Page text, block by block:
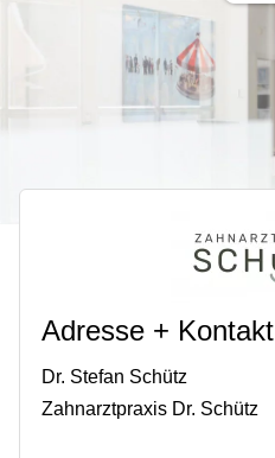
Adresse + Kontakt
Dr. Stefan Schütz
Zahnarztpraxis Dr. Schütz